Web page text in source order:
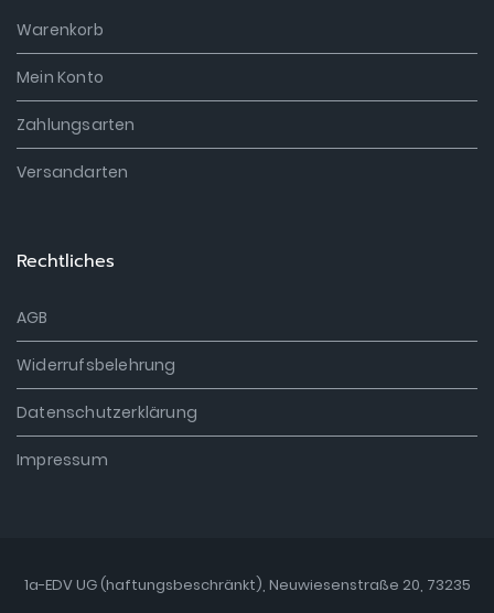
Warenkorb
Mein Konto
Zahlungsarten
Versandarten
Rechtliches
AGB
Widerrufsbelehrung
Datenschutzerklärung
Impressum
1a-EDV UG (haftungsbeschränkt), Neuwiesenstraße 20, 73235